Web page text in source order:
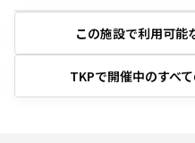
この施設で利用可能
TKPで開催中のすべ